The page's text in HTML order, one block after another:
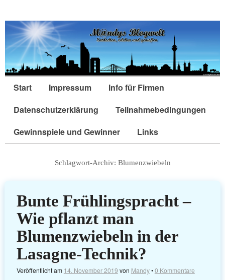
Start Impressum
Info für Firmen
Datenschutzerklärung
Teilnahmebedingungen
Gewinnspiele und Gewinner
Links
Schlagwort-Archiv: Blumenzwiebeln
Bunte Frühlingspracht –
Wie pflanzt man
Blumenzwiebeln in der
Lasagne-Technik?
Veröffentlicht am 14. November 2019 von Mandy•0 Kommentare